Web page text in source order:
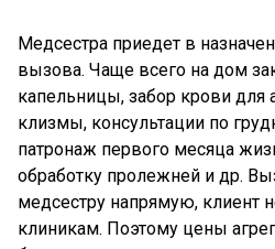
Медсестра приедет в
вызова. Чаще всего на дом
капельницы, забор крови для
клизмы, консультации по
патронаж первого месяца
обработку пролежней и др.
медсестру напрямую, клиент
клиникам. Поэтому цены